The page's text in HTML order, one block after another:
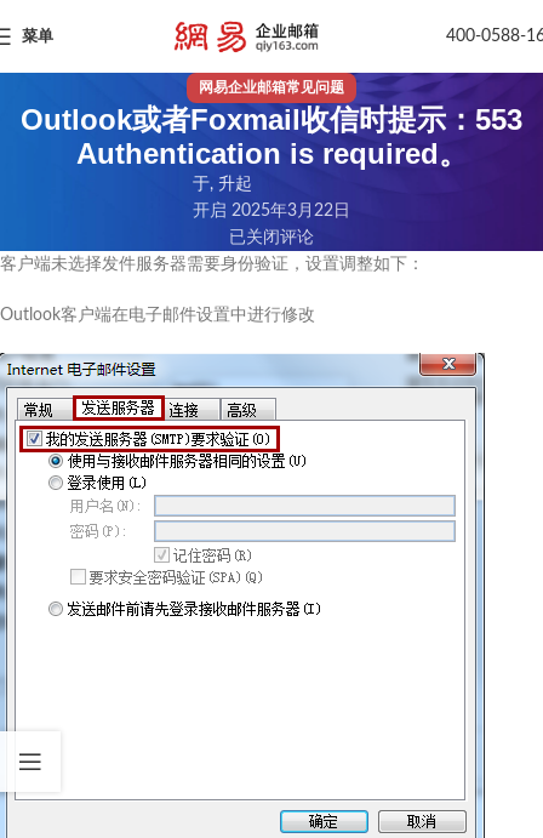
菜单 400-0588-
网易企业邮箱常见问题
Outlook或者Foxmail收信时提示：553
Authentication is required。
于, 升起
开启 2025年3月22日
已关闭评论
客户端未选择发件服务器需要身份验证，设置调整如下：
Outlook客户端在电子邮件设置中进行修改